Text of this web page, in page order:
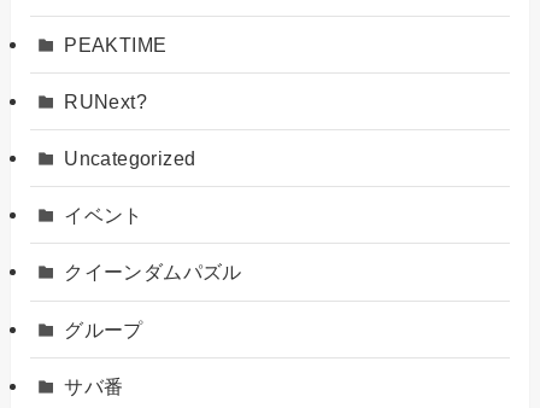
PEAKTIME
RUNext?
Uncategorized
イベント
クイーンダムパズル
グループ
サバ番